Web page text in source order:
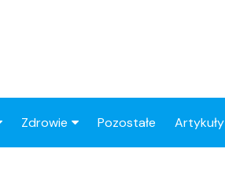
Zdrowie Pozostałe Artykuły